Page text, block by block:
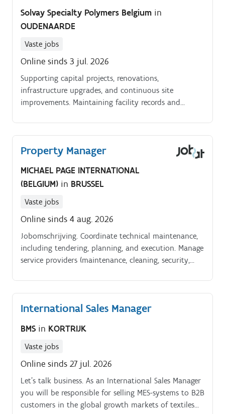
Solvay Specialty Polymers Belgium in
OUDENAARDE
Vaste jobs
Online sinds 3 jul. 2026
Supporting capital projects, renovations,
infrastructure upgrades, and continuous site
improvements. Maintaining facility records and
certifications, statutory records).
Property Manager
MICHAEL PAGE INTERNATIONAL
(BELGIUM) in BRUSSEL
Vaste jobs
Online sinds 4 aug. 2026
Jobomschrijving. Coordinate technical maintenance,
including tendering, planning, and execution. Manage
service providers (maintenance, cleaning, security,
International Sales Manager
BMS in KORTRIJK
Vaste jobs
Online sinds 27 jul. 2026
Let's talk business. As an International Sales Manager
you will be responsible for selling MES-systems to B2B
customers in the global growth markets of textiles